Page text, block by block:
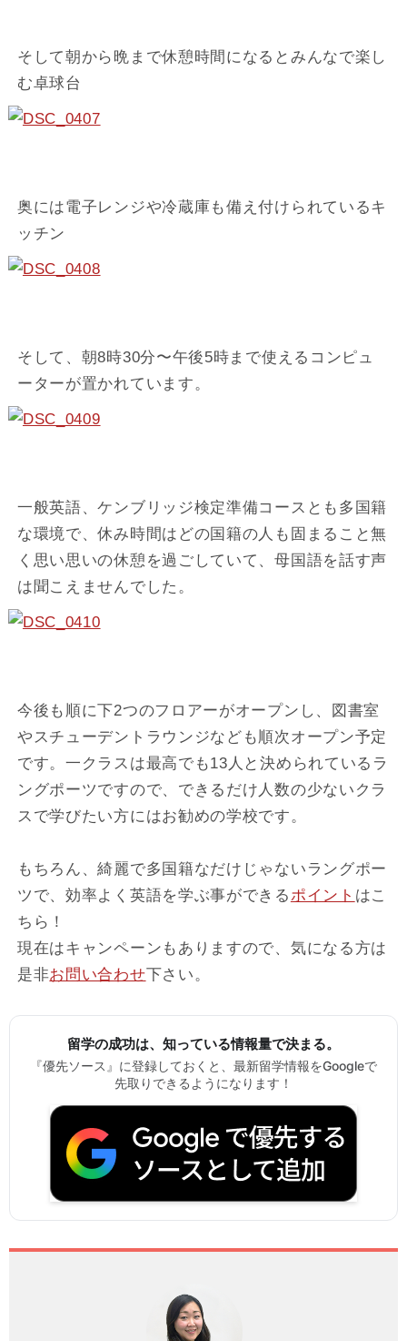
そして朝から晩まで休憩時間になるとみんなで楽し
む卓球台
奥には電子レンジや冷蔵庫も備え付けられているキ
ッチン
そして、朝8時30分〜午後5時まで使えるコンピュ
ーターが置かれています。
一般英語、ケンブリッジ検定準備コースとも多国籍
な環境で、休み時間はどの国籍の人も固まること無
く思い思いの休憩を過ごしていて、母国語を話す声
は聞こえませんでした。
今後も順に下2つのフロアーがオープンし、図書室
やスチューデントラウンジなども順次オープン予定
です。一クラスは最高でも13人と決められているラ
ングポーツですので、できるだけ人数の少ないクラ
スで学びたい方にはお勧めの学校です。
もちろん、綺麗で多国籍なだけじゃないラングポー
ツで、効率よく英語を学ぶ事ができるポイント はこ
ちら！
現在はキャンペーンもありますので、気になる方は
是非お問い合わせ下さい。
留学の成功は、知っている情報量で決まる。
『優先ソース』に登録しておくと、最新留学情報をGoogleで
先取りできるようになります！